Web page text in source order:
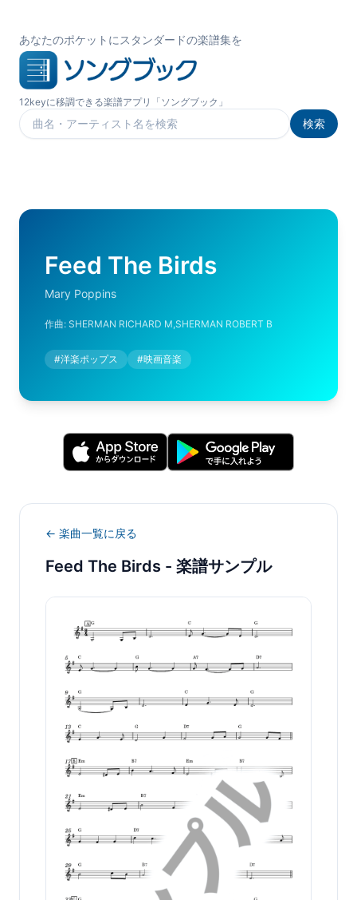
あなたのポケットにスタンダードの楽譜集を
12keyに移調できる楽譜アプリ「ソングブック」
楽曲を検索
検索
Feed The Birds
Mary Poppins
作曲: SHERMAN RICHARD M,SHERMAN ROBERT B
#洋楽ポップス #映画音楽
← 楽曲一覧に戻る
Feed The Birds - 楽譜サンプル